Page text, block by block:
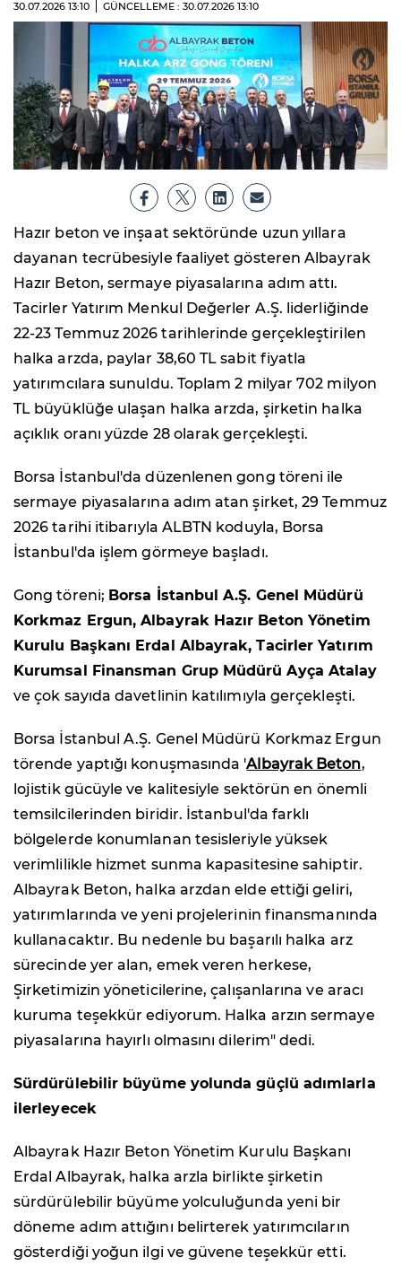
30.07.2026 13:10 GÜNCELLEME : 30.07.2026 13:10
Hazır beton ve inşaat sektöründe uzun yıllara
dayanan tecrübesiyle faaliyet gösteren Albayrak
Hazır Beton, sermaye piyasalarına adım attı.
Tacirler Yatırım Menkul Değerler A.Ş. liderliğinde
22-23 Temmuz 2026 tarihlerinde gerçekleştirilen
halka arzda, paylar 38,60 TL sabit fiyatla
yatırımcılara sunuldu. Toplam 2 milyar 702 milyon
TL büyüklüğe ulaşan halka arzda, şirketin halka
açıklık oranı yüzde 28 olarak gerçekleşti.
Borsa İstanbul'da düzenlenen gong töreni ile
sermaye piyasalarına adım atan şirket, 29 Temmuz
2026 tarihi itibarıyla ALBTN koduyla, Borsa
İstanbul'da işlem görmeye başladı.
Gong töreni; Borsa İstanbul A.Ş. Genel Müdürü
Korkmaz Ergun, Albayrak Hazır Beton Yönetim
Kurulu Başkanı Erdal Albayrak, Tacirler Yatırım
Kurumsal Finansman Grup Müdürü Ayça Atalay
ve çok sayıda davetlinin katılımıyla gerçekleşti.
Borsa İstanbul A.Ş. Genel Müdürü Korkmaz Ergun
törende yaptığı konuşmasında 'Albayrak Beton,
lojistik gücüyle ve kalitesiyle sektörün en önemli
temsilcilerinden biridir. İstanbul'da farklı
bölgelerde konumlanan tesisleriyle yüksek
verimlilikle hizmet sunma kapasitesine sahiptir.
Albayrak Beton, halka arzdan elde ettiği geliri,
yatırımlarında ve yeni projelerinin finansmanında
kullanacaktır. Bu nedenle bu başarılı halka arz
sürecinde yer alan, emek veren herkese,
Şirketimizin yöneticilerine, çalışanlarına ve aracı
kuruma teşekkür ediyorum. Halka arzın sermaye
piyasalarına hayırlı olmasını dilerim" dedi.
Sürdürülebilir büyüme yolunda güçlü adımlarla
ilerleyecek
Albayrak Hazır Beton Yönetim Kurulu Başkanı
Erdal Albayrak, halka arzla birlikte şirketin
sürdürülebilir büyüme yolculuğunda yeni bir
döneme adım attığını belirterek yatırımcıların
gösterdiği yoğun ilgi ve güvene teşekkür etti.